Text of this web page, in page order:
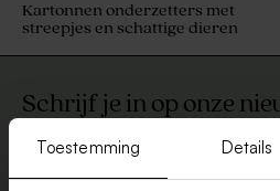
Toestemming Details
Kartonnen onderzetters met
streepjes en schattige dieren
Schrijf je in op onze
Voornaam